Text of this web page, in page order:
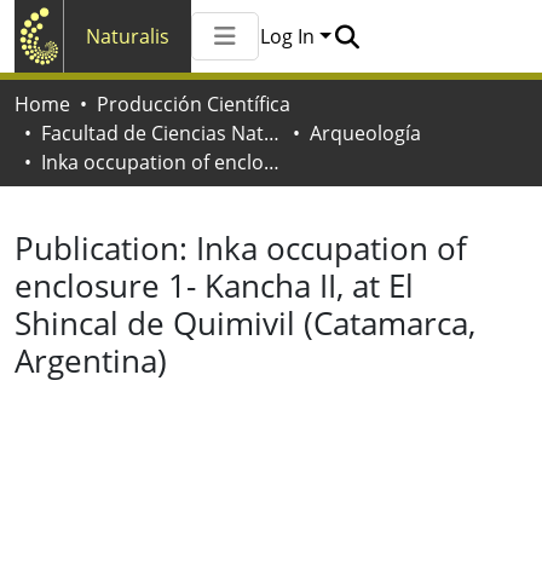
Naturalis
All of Naturalis
Log In
Home
Producción Científica
Facultad de Ciencias Naturales y Museo
Arqueología
Inka occupation of enclosure 1- Kancha II, at El Shincal de Quimivil (Catamarca, Argentina)
Publication: Inka occupation of
enclosure 1- Kancha II, at El
Shincal de Quimivil (Catamarca,
Argentina)